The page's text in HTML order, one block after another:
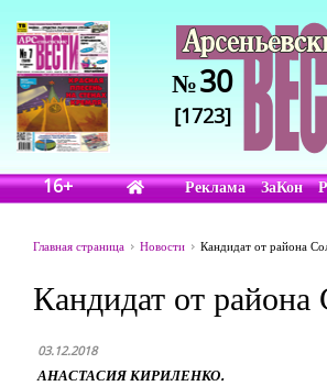
№30
[1723]
16+ Реклама ЗаКон
Главная страница Новости Кандидат от района
Кандидат от
03.12.2018
АНАСТАСИЯ КИРИЛЕНКО.